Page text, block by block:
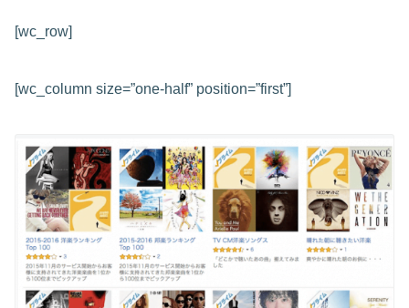
[wc_row]
[wc_column size=”one-half” position=”first”]